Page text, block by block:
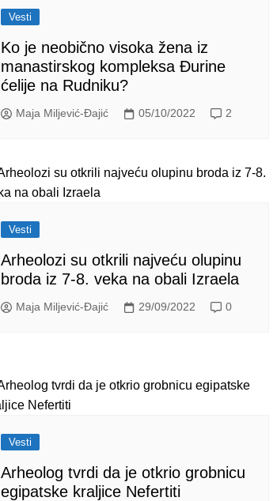
Vesti
Ko je neobično visoka žena iz
manastirskog kompleksa Đurine
ćelije na Rudniku?
Maja Miljević-Đajić 05/10/2022 2
Vesti
Arheolozi su otkrili najveću olupinu
broda iz 7-8. veka na obali Izraela
Maja Miljević-Đajić 29/09/2022 0
Vesti
Arheolog tvrdi da je otkrio grobnicu
egipatske kraljice Nefertiti